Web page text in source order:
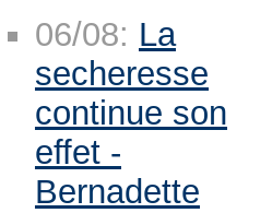
06/08: La
secheresse
continue son
effet -
Bernadette